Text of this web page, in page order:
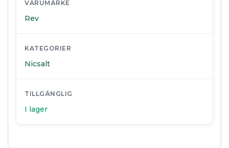
VARUMÄRKE
Rev
KATEGORIER
Nicsalt
TILLGÄNGLIG
I lager